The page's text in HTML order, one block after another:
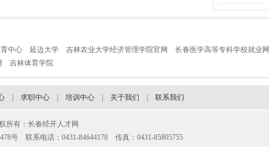
中心 延边大学 吉林农业大学经济管理学院官网 长春医学高等专科学校就业网
吉林体育学院
求职中心 培训中心 关于我们 联系我们
所有：长春经开人才网
号 联系电话：0431-84644178 传真：0431-85805755